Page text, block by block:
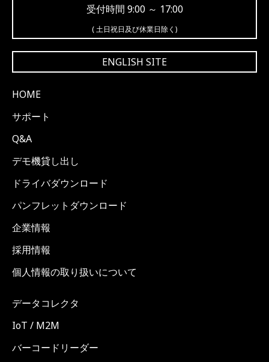
受付時間 9:00 ～ 17:00
( 土日祝日及び休業日除く)
ENGLISH SITE
HOME
サポート
Q&A
デモ機貸し出し
ドライバダウンロード
パンフレットダウンロード
企業情報
採用情報
個人情報の取り扱いについて
データコレクタ
IoT / M2M
バーコードリーダー